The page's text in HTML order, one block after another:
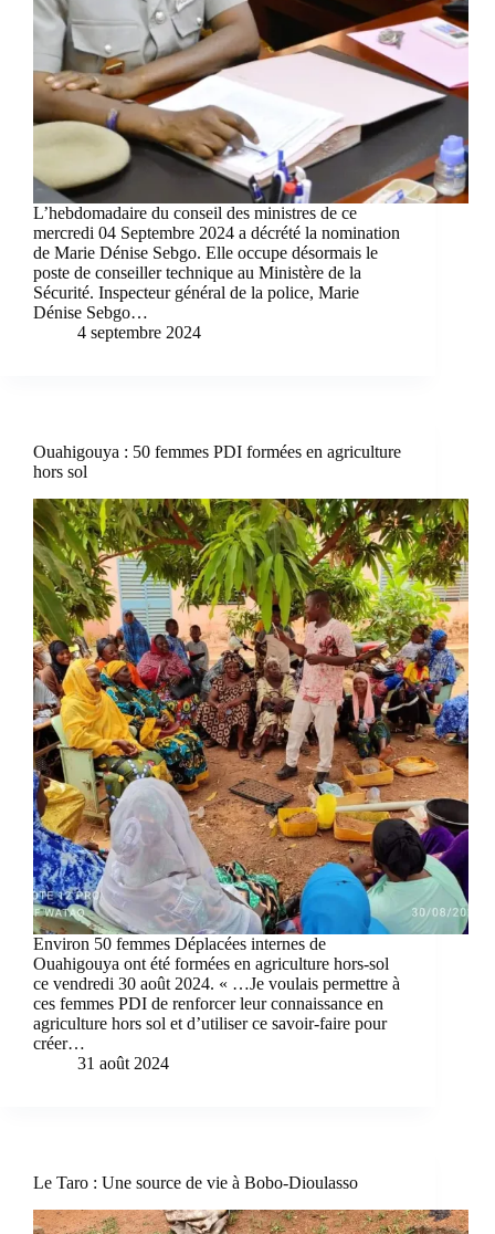
L’hebdomadaire du conseil des ministres de ce
mercredi 04 Septembre 2024 a décrété la nomination
de Marie Dénise Sebgo. Elle occupe désormais le
poste de conseiller technique au Ministère de la
Sécurité. Inspecteur général de la police, Marie
Dénise Sebgo…
4 septembre 2024
Ouahigouya : 50 femmes PDI formées en agriculture
hors sol
Environ 50 femmes Déplacées internes de
Ouahigouya ont été formées en agriculture hors-sol
ce vendredi 30 août 2024. « …Je voulais permettre à
ces femmes PDI de renforcer leur connaissance en
agriculture hors sol et d’utiliser ce savoir-faire pour
créer…
31 août 2024
Le Taro : Une source de vie à Bobo-Dioulasso